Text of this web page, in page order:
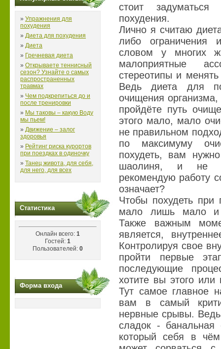
» Упражнения для
похудения
» Диета для похудения
» Диета
» Гречневая диета
» Открываете теннисный
сезон? Узнайте о самых
распространенных
травмах
» Чем подкрепиться до и
после тренировки
» Мы таковы – какую Воду
мы пьем!
» Движение – залог
здоровья
» Рейтинг риска курортов
при поездках в одиночку
» Танец живота, для себя,
для него, для всех
Статистика
Онлайн всего: 1
Гостей: 1
Пользователей: 0
Форма входа
стоит
похудения.
Лично я считаю
либо
словом у многих
малоприятные
стереотипы и
Ведь диета для
очищения
пройдёте путь
этого мало, мало
не правильном
по максимуму
похудеть, вам
шаолиня, и не
рекомендую работу
означает?
Чтобы похудеть
мало лишь мало и
Также важным
является,
Контролируя свое
пройти первые
последующие
хотите вы этого или
Тут самое главное
вам в самый
нервные срывы. Ведь
сладок -
который себя в